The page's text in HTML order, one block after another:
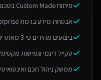
פיתוח Custom Made בטכנולוגיות מתקדמות
אבטחת מידע ברמת Enterprise כסטנדרט
ביצועים מהירים פי 3 מאתרים בשוק
סקייל דינמי וגמישות
ממשק ניהול חכם